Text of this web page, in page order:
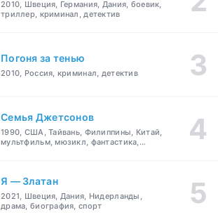
2010, Швеция, Германия, Дания, боевик,
триллер, криминал, детектив
Погоня за тенью
2010, Россия, криминал, детектив
Семья Джетсонов
1990, США, Тайвань, Филиппины, Китай,
мультфильм, мюзикл, фантастика,
Я — Златан
2021, Швеция, Дания, Нидерланды,
драма, биография, спорт